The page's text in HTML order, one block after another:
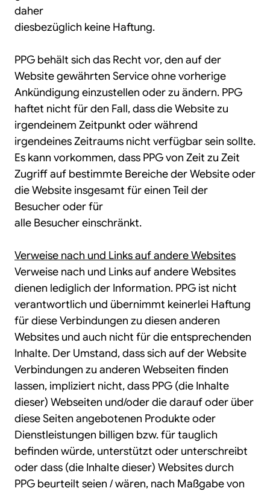
daher
diesbezüglich keine Haftung.
PPG behält sich das Recht vor, den auf der
Website gewährten Service ohne vorherige
Ankündigung einzustellen oder zu ändern. PPG
haftet nicht für den Fall, dass die Website zu
irgendeinem Zeitpunkt oder während
irgendeines Zeitraums nicht verfügbar sein sollte.
Es kann vorkommen, dass PPG von Zeit zu Zeit
Zugriff auf bestimmte Bereiche der Website oder
die Website insgesamt für einen Teil der
Besucher oder für
alle Besucher einschränkt.
Verweise nach und Links auf andere Websites
Verweise nach und Links auf andere Websites
dienen lediglich der Information. PPG ist nicht
verantwortlich und übernimmt keinerlei Haftung
für diese Verbindungen zu diesen anderen
Websites und auch nicht für die entsprechenden
Inhalte. Der Umstand, dass sich auf der Website
Verbindungen zu anderen Webseiten finden
lassen, impliziert nicht, dass PPG (die Inhalte
dieser) Webseiten und/oder die darauf oder über
diese Seiten angebotenen Produkte oder
Dienstleistungen billigen bzw. für tauglich
befinden würde, unterstützt oder unterschreibt
oder dass (die Inhalte dieser) Websites durch
PPG beurteilt seien / wären, nach Maßgabe von